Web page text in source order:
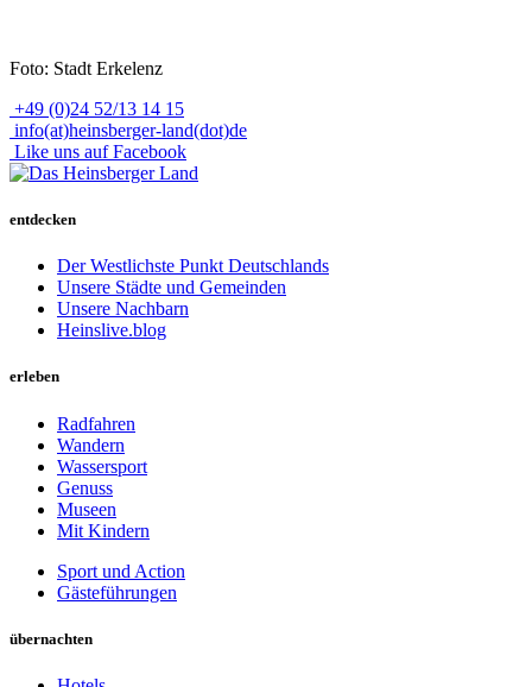
Foto: Stadt Erkelenz
+49 (0)24 52/13 14 15
info(at)heinsberger-land(dot)de
Like uns auf Facebook
entdecken
Der Westlichste Punkt Deutschlands
Unsere Städte und Gemeinden
Unsere Nachbarn
Heinslive.blog
erleben
Radfahren
Wandern
Wassersport
Genuss
Museen
Mit Kindern
Sport und Action
Gästeführungen
übernachten